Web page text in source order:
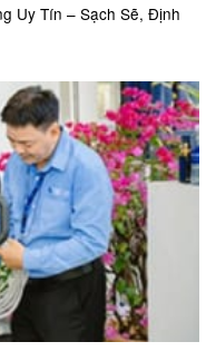
Uy Tín – Sạch Sẽ, Định